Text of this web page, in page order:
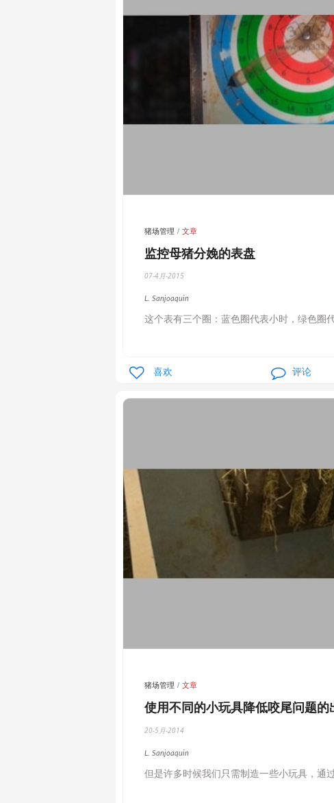
猪场管理 文章
监控母猪分娩的表盘
07-4月-2015
L. Sanjoaquin
这个表有三个圈：蓝色圈代表小时，绿色圈
喜欢 评论
猪场管理 文章
使用不同的小玩具降低咬尾问题的
20-5月-2014
L. Sanjoaquin
但是许多时候我们只需制造一些小玩具，通